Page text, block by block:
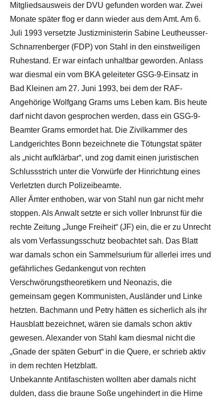
Mitgliedsausweis der DVU gefunden worden war. Zwei
Monate später flog er dann wieder aus dem Amt. Am 6.
Juli 1993 versetzte Justizministerin Sabine Leutheusser-
Schnarrenberger (FDP) von Stahl in den einstweiligen
Ruhestand. Er war einfach unhaltbar geworden. Anlass
war diesmal ein vom BKA geleiteter GSG-9-Einsatz in
Bad Kleinen am 27. Juni 1993, bei dem der RAF-
Angehörige Wolfgang Grams ums Leben kam. Bis heute
darf nicht davon gesprochen werden, dass ein GSG-9-
Beamter Grams ermordet hat. Die Zivilkammer des
Landgerichtes Bonn bezeichnete die Tötungstat später
als „nicht aufklärbar“, und zog damit einen juristischen
Schlussstrich unter die Vorwürfe der Hinrichtung eines
Verletzten durch Polizeibeamte.
Aller Ämter enthoben, war von Stahl nun gar nicht mehr
stoppen. Als Anwalt setzte er sich voller Inbrunst für die
rechte Zeitung „Junge Freiheit“ (JF) ein, die er zu Unrecht
als vom Verfassungsschutz beobachtet sah. Das Blatt
war damals schon ein Sammelsurium für allerlei irres und
gefährliches Gedankengut von rechten
Verschwörungstheoretikern und Neonazis, die
gemeinsam gegen Kommunisten, Ausländer und Linke
hetzten. Bachmann und Petry hätten es sicherlich als ihr
Hausblatt bezeichnet, wären sie damals schon aktiv
gewesen. Alexander von Stahl kam diesmal nicht die
„Gnade der späten Geburt“ in die Quere, er schrieb aktiv
in dem rechten Hetzblatt.
Unbekannte Antifaschisten wollten aber damals nicht
dulden, dass die braune Soße ungehindert in die Hirne